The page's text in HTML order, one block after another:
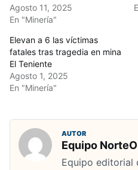
Agosto 11, 2025
En "Minería"
Elevan a 6 las víctimas
fatales tras tragedia en mina
El Teniente
Agosto 1, 2025
En "Minería"
AUTOR
Equipo
Equipo editorial